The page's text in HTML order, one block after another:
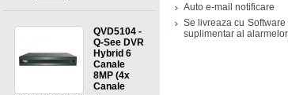
QVD5104 -
Q-See DVR
Hybrid 6
Canale
8MP (4x
Canale
Auto e-mail notificare
Se livreaza cu
suplimentar al